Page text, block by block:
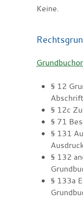
Keine.
§ 12
Abschrift
§ 12c
§ 71
§ 131
§ 132
§ 133a